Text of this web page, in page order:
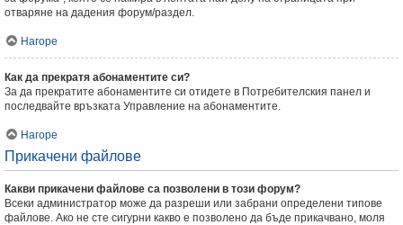
отваряне на дадения форум/раздел.
Нагоре
Как да прекратя абонаментите си?
За да прекратите абонаментите си отидете в Потребителския панел и
последвайте връзката Управление на абонаментите.
Нагоре
Прикачени файлове
Какви прикачени файлове са позволени в този форум?
Всеки администратор може да разреши или забрани определени типове
файлове. Ако не сте сигурни какво е позволено да бъде прикачвано, моля